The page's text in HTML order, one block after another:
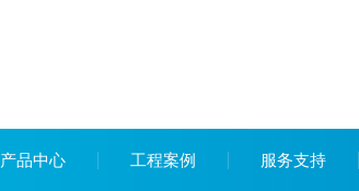
产品中心 工程案例 服务支持